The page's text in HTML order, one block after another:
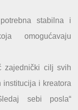
stabilna i
omogućavaju
zajednički cilj svih
institucija i kreatora
sebi posla“